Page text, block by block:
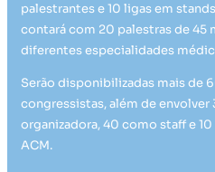
palestrantes e 10 ligas em
contará com 20 palestras de 45
diferentes especialidades
Serão disponibilizadas mais de
congressistas, além de envolver
organizadora, 40 como staff e
ACM.